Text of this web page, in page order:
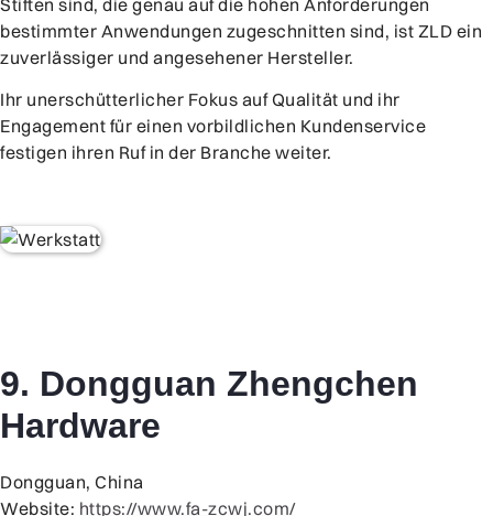
bestimmter Anwendungen zugeschnitten sind, ist ZLD ein
zuverlässiger und angesehener Hersteller.
Ihr unerschütterlicher Fokus auf Qualität und ihr
Engagement für einen vorbildlichen Kundenservice
festigen ihren Ruf in der Branche weiter.
9. Dongguan Zhengchen
Hardware
Dongguan, China
Website: https://www.fa-zcwj.com/